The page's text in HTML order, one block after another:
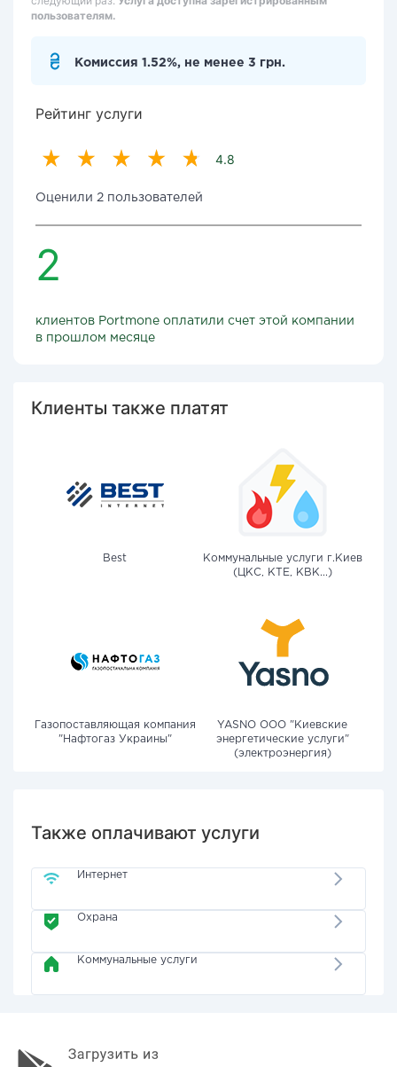
пользователям.
Комиссия 1.52%, не менее 3 грн.
Рейтинг услуги
4.8
Оценили 2 пользователей
2
клиентов Portmone оплатили счет этой компании
в прошлом месяце
Клиенты также платят
Best
Коммунальные услуги г.Киев
(ЦКС, КТЕ, КВК...)
Газопоставляющая компания
"Нафтогаз Украины"
YASNO OOO "Киевские
энергетические услуги"
(электроэнергия)
Также оплачивают услуги
Интернет
Охрана
Коммунальные услуги